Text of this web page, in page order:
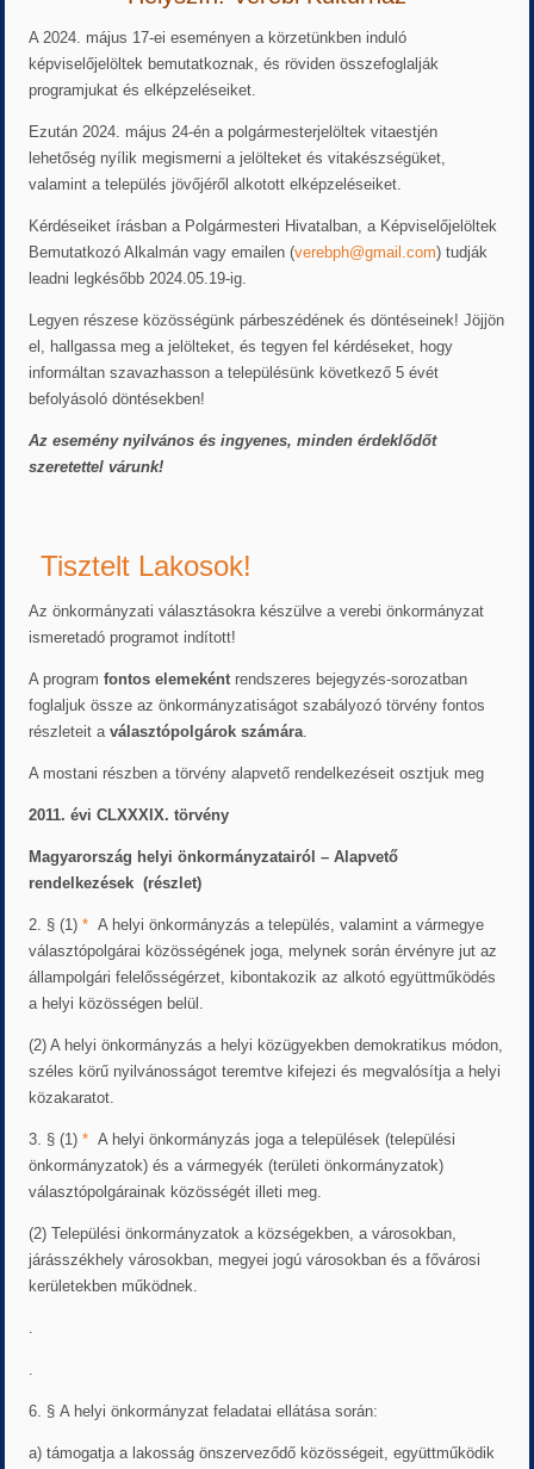
A 2024. május 17-ei eseményen a körzetünkben induló
képviselőjelöltek bemutatkoznak, és röviden összefoglalják
programjukat és elképzeléseiket.
Ezután 2024. május 24-én a polgármesterjelöltek vitaestjén
lehetőség nyílik megismerni a jelölteket és vitakészségüket,
valamint a település jövőjéről alkotott elképzeléseiket.
Kérdéseiket írásban a Polgármesteri Hivatalban, a Képviselőjelöltek
Bemutatkozó Alkalmán vagy emailen (verebph@gmail.com) tudják
leadni legkésőbb 2024.05.19-ig.
Legyen részese közösségünk párbeszédének és döntéseinek! Jöjjön
el, hallgassa meg a jelölteket, és tegyen fel kérdéseket, hogy
informáltan szavazhasson a településünk következő 5 évét
befolyásoló döntésekben!
Az esemény nyilvános és ingyenes, minden érdeklődőt
szeretettel várunk!
Tisztelt Lakosok!
Az önkormányzati választásokra készülve a verebi önkormányzat
ismeretadó programot indított!
A programfontos elemekéntrendszeres bejegyzés-sorozatban
foglaljuk össze az önkormányzatiságot szabályozó törvény fontos
részleteit aválasztópolgárok számára.
A mostani részben a törvény alapvető rendelkezéseit osztjuk meg
2011. évi CLXXXIX. törvény
Magyarország helyi önkormányzatairól – Alapvető
rendelkezések (részlet)
2. § (1) * A helyi önkormányzás a település, valamint a vármegye
választópolgárai közösségének joga, melynek során érvényre jut az
állampolgári felelősségérzet, kibontakozik az alkotó együttműködés
a helyi közösségen belül.
(2) A helyi önkormányzás a helyi közügyekben demokratikus módon,
széles körű nyilvánosságot teremtve kifejezi és megvalósítja a helyi
közakaratot.
3. § (1) * A helyi önkormányzás joga a települések (települési
önkormányzatok) és a vármegyék (területi önkormányzatok)
választópolgárainak közösségét illeti meg.
(2) Települési önkormányzatok a községekben, a városokban,
járásszékhely városokban, megyei jogú városokban és a fővárosi
kerületekben működnek.
.
.
6. § A helyi önkormányzat feladatai ellátása során:
a) támogatja a lakosság önszerveződő közösségeit, együttműködik